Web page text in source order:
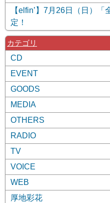
【elfin’】7月26日（日）
定！
カテゴリ
CD
EVENT
GOODS
MEDIA
OTHERS
RADIO
TV
VOICE
WEB
厚地彩花